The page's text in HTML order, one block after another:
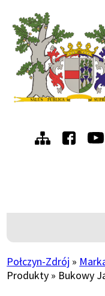
Przejdź
do
menu
Przejdź
do
treści
Przejdź
do
wyszukiwania
Przejdź
do
stopki
Menu
prawe
Główna
nawigacja
Ścieżka
Połczyn-Zdrój
Produkty
Bukowy